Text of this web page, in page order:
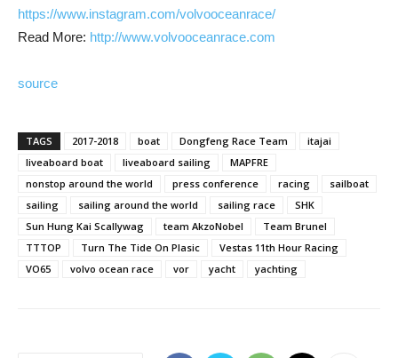
https://www.instagram.com/volvooceanrace/
Read More: http://www.volvooceanrace.com
source
TAGS 2017-2018 boat Dongfeng Race Team
itajai
liveaboard boat
liveaboard sailing
MAPFRE
nonstop around the world
press conference racing
sailboat
sailing
sailing around the world sailing race
SHK
Sun Hung Kai Scallywag
team AkzoNobel
Team Brunel
TTTOP
Turn The Tide On Plasic
Vestas 11th Hour Racing
VO65
volvo ocean race vor yacht yachting